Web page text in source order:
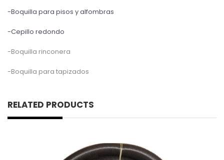
-Boquilla para pisos y alfombras
-Cepillo redondo
-Boquilla rinconera
-Boquilla para tapizados
RELATED PRODUCTS